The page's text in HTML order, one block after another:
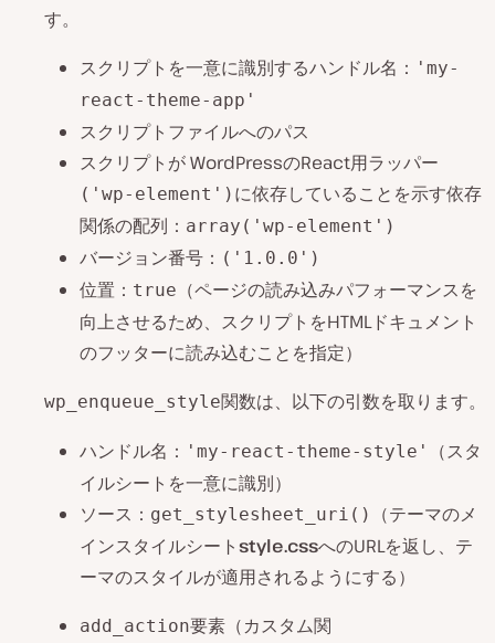
す。
スクリプトを一意に識別するハンドル名： 'my-
react-theme-app'
スクリプトファイルへのパス
スクリプトが WordPressのReact用ラッパー
('wp-element') に依存していることを示す依存
関係の配列： array('wp-element')
バージョン番号： ('1.0.0')
位置： true （ページの読み込みパフォーマンスを
向上させるため、スクリプトをHTMLドキュメント
のフッターに読み込むことを指定）
wp_enqueue_style関数は、以下の引数を取ります。
ハンドル名： 'my-react-theme-style'
（スタ
イルシートを一意に識別）
ソース： get_stylesheet_uri()
（テーマのメ
インスタイルシートstyle.cssへのURLを返し、テ
ーマのスタイルが適用されるようにする）
add_action要素（カスタム関